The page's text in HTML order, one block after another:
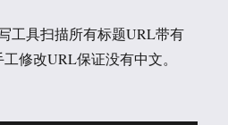
工具扫描所有标题URL带有
修改URL保证没有中文。